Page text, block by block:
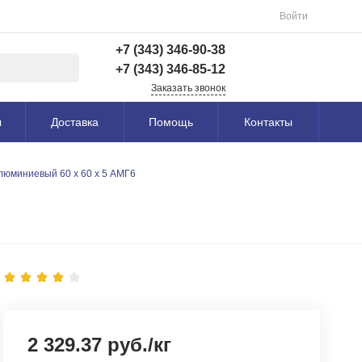
Войти
+7 (343) 346-90-38
+7 (343) 346-85-12
+7 (343) 346-90-38
Пн-Пт: 9:00-18:00 Cб-
Заказать звонок
Доставка Помощь Контакты
60 х 60 х 5 АМГ6
2 329.37 руб./кг